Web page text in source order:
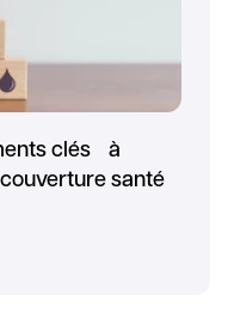
clés à
santé